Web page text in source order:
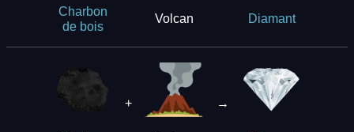
Charbon
de bois
Volcan Diamant
+ →